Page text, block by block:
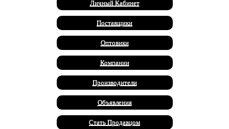
Личный Кабинет
Поставщики
Оптовики
Компании
Производители
Объявления
Стать Продавцом